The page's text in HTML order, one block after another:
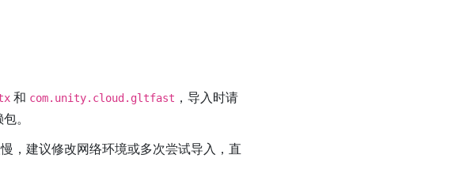
和 com.unity.cloud.gltfast ，导入时请
。
，建议修改网络环境或多次尝试导入，直